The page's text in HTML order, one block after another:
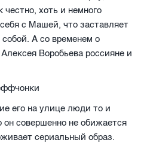
хоть и немного
с Машей, что заставляет
А со временем о
Воробьева россияне и
его на улице люди то и
совершенно не обижается
сериальный образ.